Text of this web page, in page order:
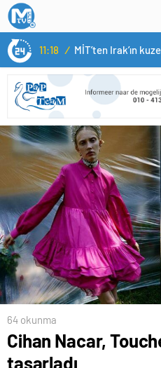
14:05
64 okunma
Cihan Nacar,
tasarladı